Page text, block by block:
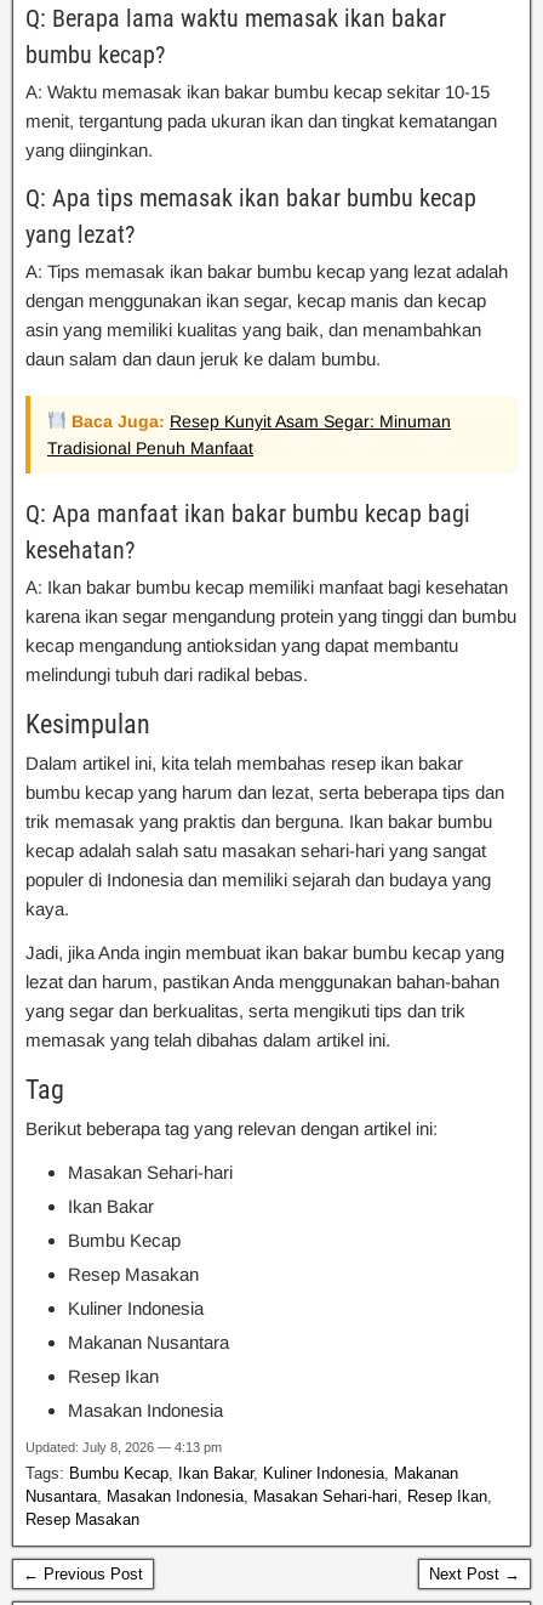
Q: Berapa lama waktu memasak ikan bakar
bumbu kecap?
A: Waktu memasak ikan bakar bumbu kecap sekitar 10-15
menit, tergantung pada ukuran ikan dan tingkat kematangan
yang diinginkan.
Q: Apa tips memasak ikan bakar bumbu kecap
yang lezat?
A: Tips memasak ikan bakar bumbu kecap yang lezat adalah
dengan menggunakan ikan segar, kecap manis dan kecap
asin yang memiliki kualitas yang baik, dan menambahkan
daun salam dan daun jeruk ke dalam bumbu.
Baca Juga: Resep Kunyit Asam Segar: Minuman
Tradisional Penuh Manfaat
Q: Apa manfaat ikan bakar bumbu kecap bagi
kesehatan?
A: Ikan bakar bumbu kecap memiliki manfaat bagi kesehatan
karena ikan segar mengandung protein yang tinggi dan bumbu
kecap mengandung antioksidan yang dapat membantu
melindungi tubuh dari radikal bebas.
Kesimpulan
Dalam artikel ini, kita telah membahas resep ikan bakar
bumbu kecap yang harum dan lezat, serta beberapa tips dan
trik memasak yang praktis dan berguna. Ikan bakar bumbu
kecap adalah salah satu masakan sehari-hari yang sangat
populer di Indonesia dan memiliki sejarah dan budaya yang
kaya.
Jadi, jika Anda ingin membuat ikan bakar bumbu kecap yang
lezat dan harum, pastikan Anda menggunakan bahan-bahan
yang segar dan berkualitas, serta mengikuti tips dan trik
memasak yang telah dibahas dalam artikel ini.
Tag
Berikut beberapa tag yang relevan dengan artikel ini:
Masakan Sehari-hari
Ikan Bakar
Bumbu Kecap
Resep Masakan
Kuliner Indonesia
Makanan Nusantara
Resep Ikan
Masakan Indonesia
Updated: July 8, 2026 — 4:13 pm
Tags: Bumbu Kecap, Ikan Bakar, Kuliner Indonesia, Makanan
Nusantara, Masakan Indonesia, Masakan Sehari-hari, Resep Ikan,
Resep Masakan
← Previous Post Next Post →